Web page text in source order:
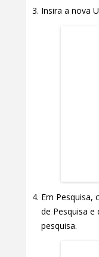
Insira a nova
Em Pesquisa,
de Pesquisa
pesquisa.